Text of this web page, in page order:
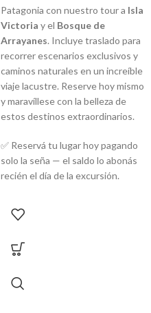
Patagonia con nuestro tour a Isla
Victoria y el Bosque de
Arrayanes. Incluye traslado para
recorrer escenarios exclusivos y
caminos naturales en un increíble
viaje lacustre. Reserve hoy mismo
y maravíllese con la belleza de
estos destinos extraordinarios.
✅ Reservá tu lugar hoy pagando
solo la seña — el saldo lo abonás
recién el día de la excursión.